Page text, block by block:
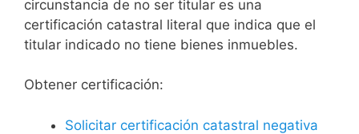
circunstancia de no ser titular es una
certificación catastral literal que indica que el
titular indicado no tiene bienes inmuebles.
Obtener certificación:
Solicitar certificación catastral negativa